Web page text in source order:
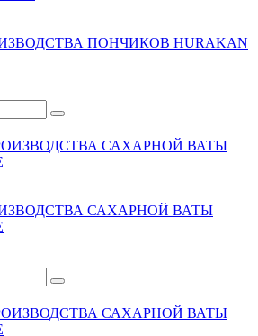
ПОНЧИКОВ HURAKAN
САХАРНОЙ ВАТЫ